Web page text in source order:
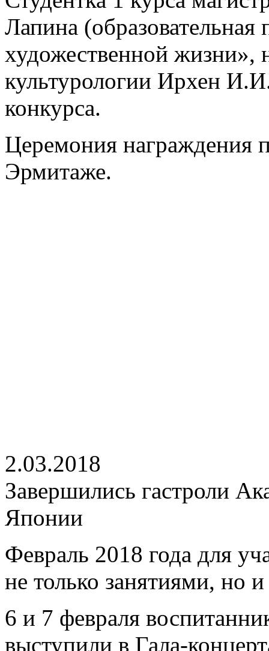
Лапина
художественной жизни»,
культурологии Ирхен
конкурса.
Церемония награждения
Эрмитаже.
2.03.2018
Завершились гастроли
Японии
Февраль 2018 года для
не только занятиями, но
6 и 7 февраля
выступили в Гала-